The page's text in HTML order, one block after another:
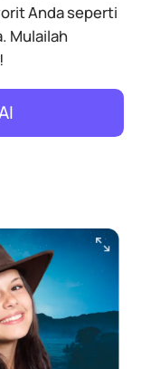
Anda seperti
Mulailah